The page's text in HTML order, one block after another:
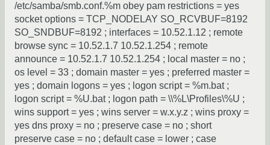
/etc/samba/smb.conf.%m obey pam restrictions = yes
socket options = TCP_NODELAY SO_RCVBUF=8192
SO_SNDBUF=8192 ; interfaces = 10.52.1.12 ; remote
browse sync = 10.52.1.7 10.52.1.254 ; remote
announce = 10.52.1.7 10.52.1.254 ; local master = no ;
os level = 33 ; domain master = yes ; preferred master =
yes ; domain logons = yes ; logon script = %m.bat ;
logon script = %U.bat ; logon path = \\%L\Profiles\%U ;
wins support = yes ; wins server = w.x.y.z ; wins proxy =
yes dns proxy = no ; preserve case = no ; short
preserve case = no ; default case = lower ; case